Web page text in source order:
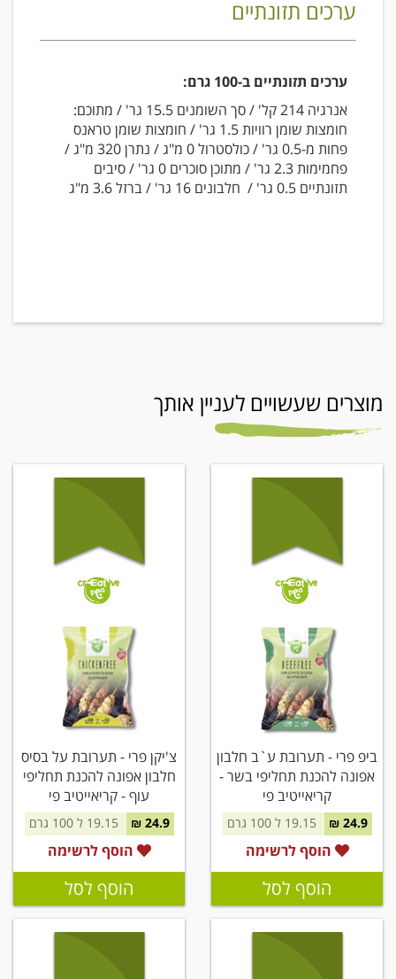
ערכים תזונתיים
ערכים תזונתיים ב-100 גרם:
אנרגיה 214 קל' / סך השומנים 15.5 גר' / מתוכם:
חומצות שומן רוויות 1.5 גר' / חומצות שומן טראנס
פחות מ-0.5 גר' / כולסטרול 0 מ"ג / נתרן 320 מ"ג /
פחמימות 2.3 גר' / מתוכן סוכרים 0 גר' / סיבים
תזונתיים 0.5 גר' / חלבונים 16 גר' / ברזל 3.6 מ"ג
מוצרים שעשויים לעניין אותך
ביפ פרי - תערובת ע`ב חלבון
אפונה להכנת תחליפי בשר -
קריאייטיב פי
24.9 ₪
הוסף לרשימה
הוסף לסל
צ'יקן פרי - תערובת על בסיס
חלבון אפונה להכנת תחליפי
עוף - קריאייטיב פי
24.9 ₪
הוסף לרשימה
הוסף לסל